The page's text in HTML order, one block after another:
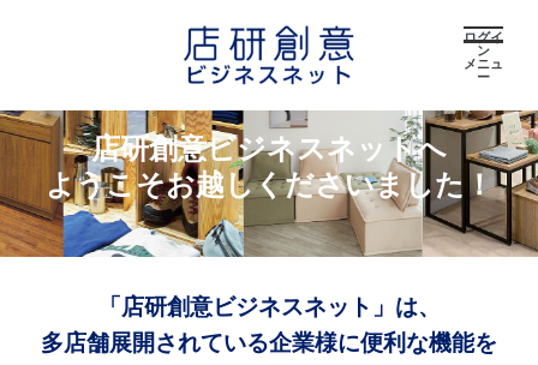
ログイ
ン
メニュ
ー
店研創意ビジネスネットへ
ようこそお越しくださいました！
「店研創意ビジネスネット」は、
多店舗展開されている企業様に便利な機能を